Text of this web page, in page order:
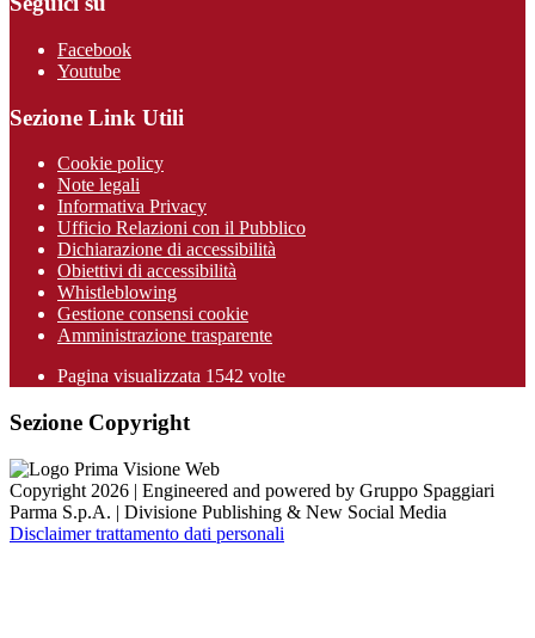
Facebook
Youtube
Sezione Link Utili
Cookie policy
Note legali
Informativa Privacy
Ufficio Relazioni con il Pubblico
Dichiarazione di accessibilità
Obiettivi di accessibilità
Whistleblowing
Gestione consensi cookie
Amministrazione trasparente
Pagina visualizzata 1542 volte
Sezione Copyright
Copyright 2026 | Engineered and powered by Gruppo Spaggiari
Parma S.p.A. | Divisione Publishing & New Social Media
Disclaimer trattamento dati personali